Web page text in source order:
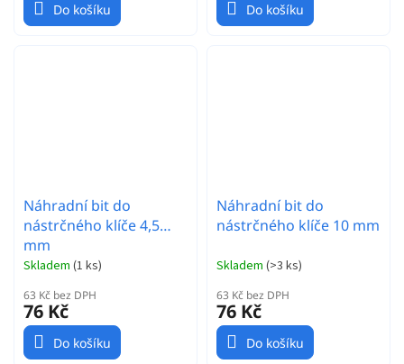
Do košíku Do košíku
Náhradní bit do
nástrčného klíče 4,5
mm
Skladem (1 ks)
63 Kč bez DPH
76 Kč
Do košíku
Náhradní bit do
nástrčného klíče 10 mm
Skladem (>3 ks)
63 Kč bez DPH
76 Kč
Do košíku